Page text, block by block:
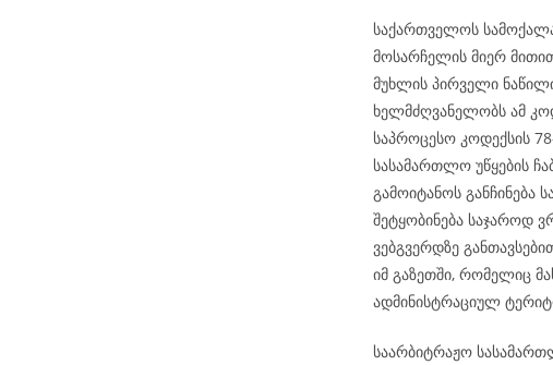
საქართველოს
მოსარჩელის მიერ
მუხლის პირველი
ხელმძღვანელობს ამ
საპროცესო კოდექსის
სასამართლო უწყების
გამოიტანოს განჩინება
შეტყობინება საჯაროდ
ვებგვერდზე
იმ გაზეთში, რომელიც
ადმინისტრაციულ
საარბიტრაჟო